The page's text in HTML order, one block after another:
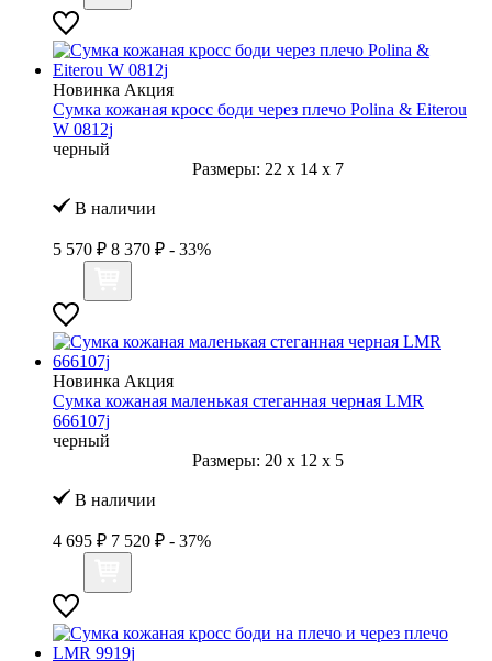
Новинка Акция
Сумка кожаная кросс боди через плечо Polina & Eiterou
W 0812j
черный
Размеры: 22 x 14 x 7
В наличии
5 570 ₽ 8 370 ₽ - 33%
Новинка Акция
Сумка кожаная маленькая стеганная черная LMR
666107j
черный
Размеры: 20 x 12 x 5
В наличии
4 695 ₽ 7 520 ₽ - 37%